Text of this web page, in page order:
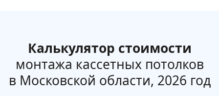
Калькулятор стоимости
монтажа кассетных потолков
в Московской области, 2026 год